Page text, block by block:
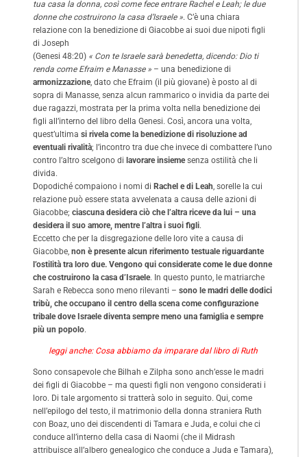
tua casa la donna, così come fece entrare Rachel e Leah; le due
donne che costruirono la casa d’Israele ». C’è una chiara
relazione con la benedizione di Giacobbe ai suoi due nipoti figli
di Joseph
(Genesi 48:20) « Con te Israele sarà benedetta, dicendo: Dio ti
renda come Efraim e Manasse » – una benedizione di
armonizzazione, dato che Efraim (il più giovane) è posto al di
sopra di Manasse, senza alcun rammarico o invidia da parte dei
due ragazzi, mostrata per la prima volta nella benedizione dei
figli all’interno del libro della Genesi. Così, ancora una volta,
quest’ultima si rivela come la benedizione di risoluzione ad
eventuali rivalità; l’incontro tra due che invece di combattere l’uno
contro l’altro scelgono di lavorare insiemesenza ostilità che li
divida.
Dopodiché compaiono i nomi di Rachel e di Leah, sorelle la cui
relazione può essere stata avvelenata a causa delle azioni di
Giacobbe; ciascuna desidera ciò che l’altra riceve da lui – una
desidera il suo amore, mentre l’altra i suoi figli.
Eccetto che per la disgregazione delle loro vite a causa di
Giacobbe, non è presente alcun riferimento testuale riguardante
l’ostilità tra loro due. Vengono qui considerate come le due donne
che costruirono la casa d’Israele. In questo punto, le matriarche
Sarah e Rebecca sono meno rilevanti – sono le madri delle dodici
tribù, che occupano il centro della scena come configurazione
tribale dove Israele diventa sempre meno una famiglia e sempre
più un popolo.
leggi anche: Cosa abbiamo da imparare dal libro di Ruth
Sono consapevole che Bilhah e Zilpha sono anch’esse le madri
dei figli di Giacobbe – ma questi figli non vengono considerati i
loro. Di tale argomento si tratterà solo in seguito. Qui, come
nell’epilogo del testo, il matrimonio della donna straniera Ruth
con Boaz, uno dei discendenti di Tamara e Juda, e colui che ci
conduce all’interno della casa di Naomi (che il Midrash
attribuisce all’albero genealogico che conduce a Juda e Tamara),